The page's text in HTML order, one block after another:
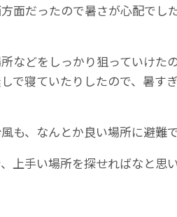
面だったので暑さが心配でし
などをしっかり狙っていけた
で寝ていたりしたので、暑
も、なんとか良い場所に避難
上手い場所を探せればなと思い